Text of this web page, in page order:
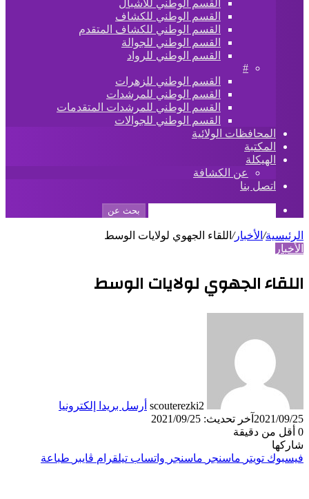
القسم الوطني للأشبال
القسم الوطني للكشاف
القسم الوطني للكشاف المتقدم
القسم الوطني للجوالة
القسم الوطني للرواد
#
القسم الوطني للزهرات
القسم الوطني للمرشدات
القسم الوطني للمرشدات المتقدمات
القسم الوطني للجوالات
المحافظات الولائية
المكتبة
الهيكلة
عن الكشافة
اتصل بنا
بحث عن
الرئيسية/ الأخبار/ اللقاء الجهوي لولايات الوسط
الأخبار
اللقاء الجهوي لولايات الوسط
scouterezki2 أرسل بريدا إلكترونيا
2021/09/25 آخر تحديث: 2021/09/25
0 أقل من دقيقة
شاركها
فيسبوك تويتر ماسنجر ماسنجر واتساب تيلقرام ڤايبر طباعة